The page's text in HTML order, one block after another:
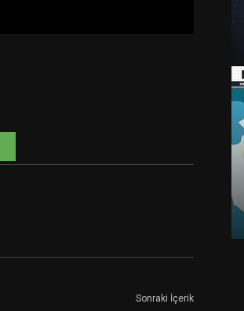
Sonraki İçerik